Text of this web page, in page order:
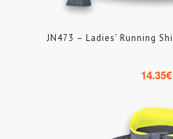
JN473 – Ladies’ Running
14.35€